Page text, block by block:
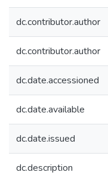
dc.contributor.author
dc.contributor.author
dc.date.accessioned
dc.date.available
dc.date.issued
dc.description